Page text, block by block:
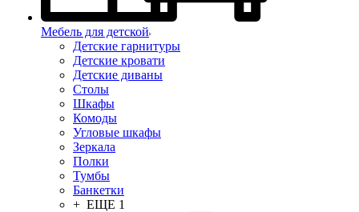
Мебель для детской
Детские гарнитуры
Детские кровати
Детские диваны
Столы
Шкафы
Комоды
Угловые шкафы
Зеркала
Полки
Тумбы
Банкетки
+ ЕЩЕ 1